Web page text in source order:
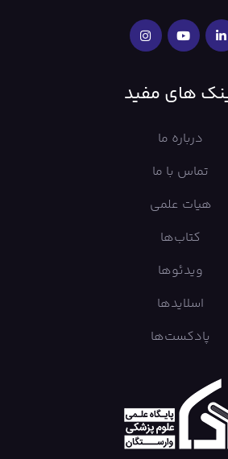
های مفید
درباره ما
تماس با ما
هیات علمی
کتاب‌ها
ویدئوها
اسلایدها
پادکست‌ها